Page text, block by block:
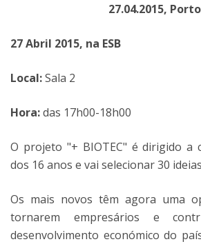
27.04.2015, Porto
27 Abril 2015, na ESB
Local:Sala 2
Hora:das 17h00-18h00
O projeto "+ BIOTEC" é dirigido a
dos 16 anos e vai selecionar 30
Os mais novos têm agora uma
tornarem empresários e
desenvolvimento económico do